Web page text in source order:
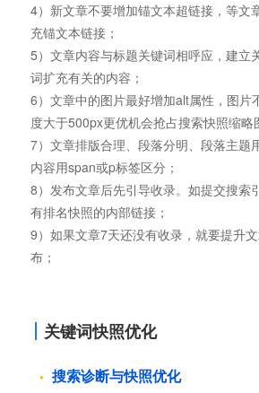
4）新文章不要增加锚文本超链接，等文
充锚文本链接；
5）文章内容与标题关键词相呼应，建立
词扩充有关的内容；
6）文章中的图片最好增加alt属性，图片
度大于500px更优机会抢占搜索快照缩略
7）文章排版合理、段落分明、段落主题
内容用span或p标签区分；
8）发布文章后先引导收录。如提交搜索
有排名快照的内部链接；
9）如果文章7天还没有收录，就要提升
布；
关键词快照优化
搜索诊断与快照优化